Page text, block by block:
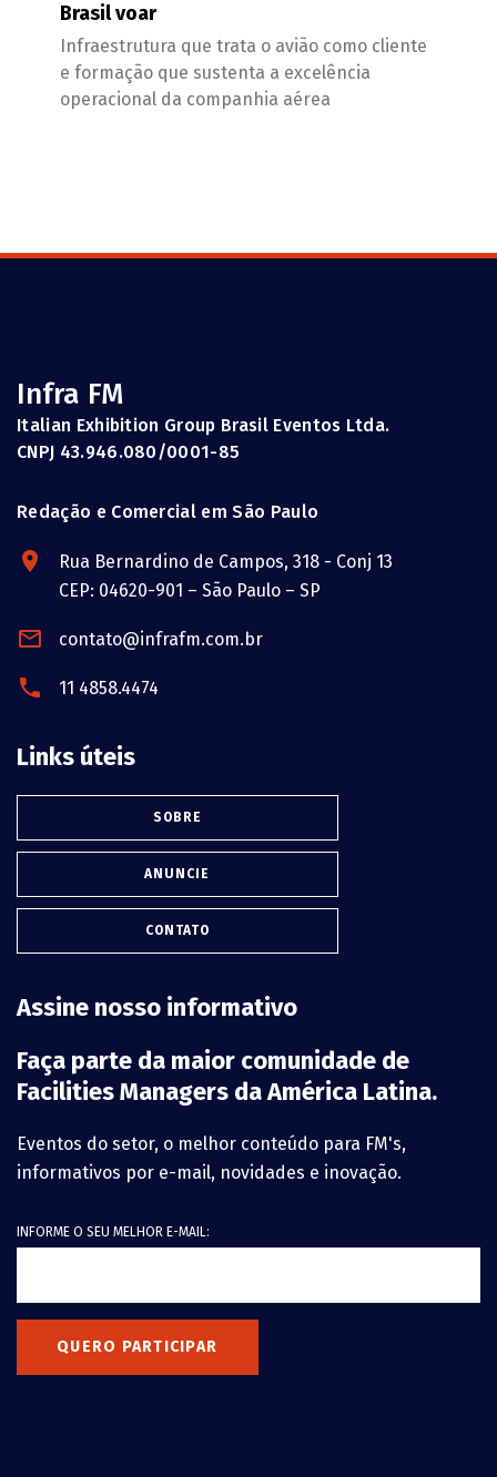
Brasil voar
Infraestrutura que trata o avião como cliente
e formação que sustenta a excelência
operacional da companhia aérea
Infra FM
Italian Exhibition Group Brasil Eventos Ltda.
CNPJ 43.946.080/0001-85
Redação e Comercial em São Paulo
Rua Bernardino de Campos, 318 - Conj 13
CEP: 04620-901 – São Paulo – SP
contato@infrafm.com.br
11 4858.4474
Links úteis
SOBRE
ANUNCIE
CONTATO
Assine nosso informativo
Faça parte da maior comunidade de
Facilities Managers da América Latina.
Eventos do setor, o melhor conteúdo para FM's,
informativos por e-mail, novidades e inovação.
INFORME O SEU MELHOR E-MAIL:
QUERO PARTICIPAR